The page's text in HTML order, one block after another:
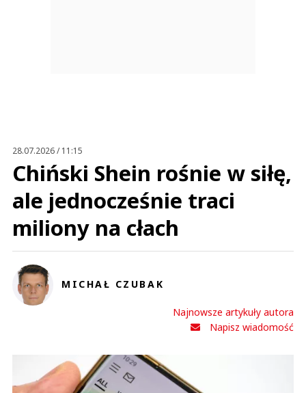
28.07.2026 / 11:15
Chiński Shein rośnie w siłę,
ale jednocześnie traci
miliony na cłach
MICHAŁ CZUBAK
Najnowsze artykuły autora
Napisz wiadomość